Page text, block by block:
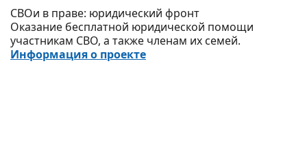
СВОи в праве: юридический фронт
Оказание бесплатной юридической помощи
участникам СВО, а также членам их семей.
Информация о проекте